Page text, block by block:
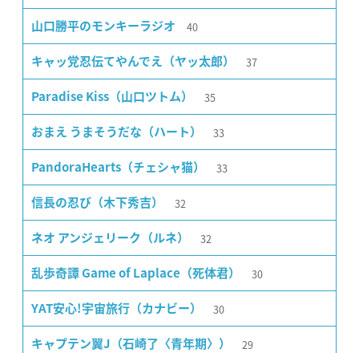
山口勝平のモンキーラジオ 40
キャッ党忍伝てやんでえ（ヤッ太郎） 37
Paradise Kiss（山口ツトム） 35
おまえ うまそうだな（ハート） 33
PandoraHearts（チェシャ猫） 33
信長の忍び（木下秀吉） 32
ネオ アンジェリーク（ルネ） 32
乱歩奇譚 Game of Laplace（死体君） 30
YAT安心!宇宙旅行（カナビー） 30
キャプテン翼J（石崎了〈青年期〉） 29